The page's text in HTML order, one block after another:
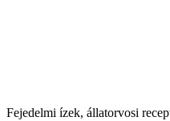
Fejedelmi ízek, állatorvosi